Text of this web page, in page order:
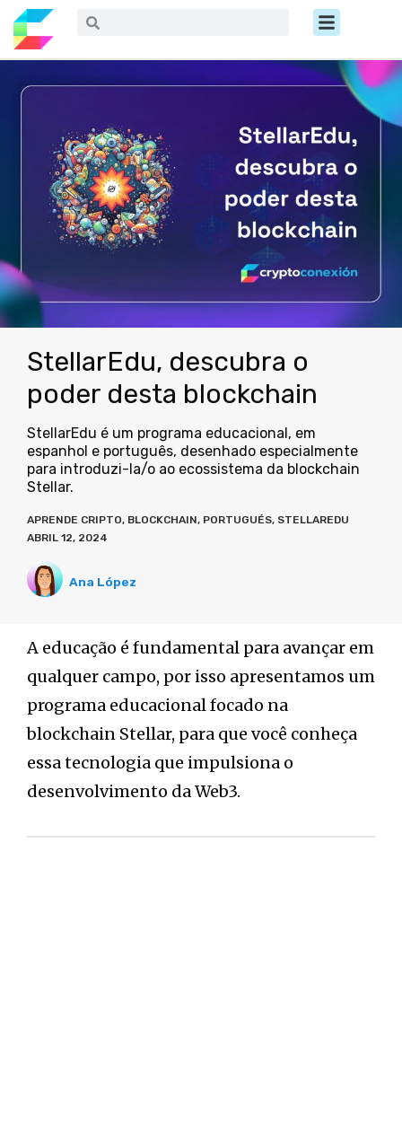
contenido
Buscar Menú
StellarEdu, descubra o
poder desta blockchain
StellarEdu é um programa educacional, em
espanhol e português, desenhado especialmente
para introduzi-la/o ao ecossistema da blockchain
Stellar.
APRENDE CRIPTO, BLOCKCHAIN, PORTUGUÉS, STELLAREDU
ABRIL 12, 2024
Ana López
A educação é fundamental para avançar em
qualquer campo, por isso apresentamos um
programa educacional focado na
blockchain Stellar, para que você conheça
essa tecnologia que impulsiona o
desenvolvimento da Web3.